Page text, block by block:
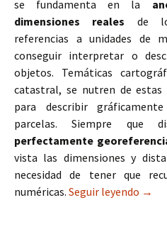
se fundamenta en la
dimensiones reales de
referencias a unidades de
conseguir interpretar o
objetos. Temáticas
catastral, se nutren de estas
para describir
parcelas. Siempre que
perfectamente
vista las dimensiones y
necesidad de tener que
numéricas. Seguir leyendo →